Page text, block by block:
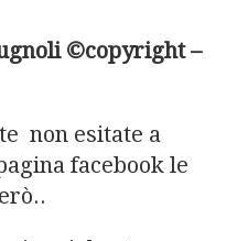
©copyright –
non esitate a
facebook le